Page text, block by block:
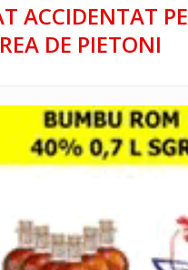
ACCIDENTAT PE
DE PIETONI